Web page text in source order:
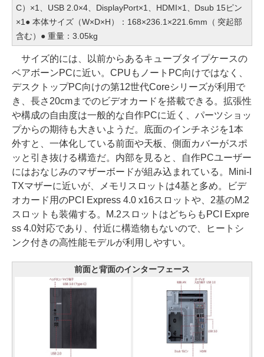
C）×1、USB 2.0×4、DisplayPort×1、HDMI×1、Dsub 15ピン
×1● 本体サイズ（W×D×H）：168×236.1×221.6mm（ 突起部
含む）● 重量：3.05kg
サイズ的には、以前からあるキューブタイプケースの
ベアボーンPCに近い。CPUもノートPC向けではなく、
デスクトップPC向けの第12世代Coreシリーズが利用で
き、長さ20cmまでのビデオカードを搭載できる。拡張性
や構成の自由度は一般的な自作PCに近く、パーツショッ
プからの期待も大きいようだ。底面のインチネジを1本
外すと、一体化している前面や天板、側面カバーがスポ
ッと引き抜ける構造だ。内部を見ると、自作PCユーザー
にはおなじみのマザーボードが組み込まれている。Mini-I
TXマザーに近いが、メモリスロットは4基と多め。ビデ
オカード用のPCI Express 4.0 x16スロットや、2基のM.2
スロットも装備する。M.2スロットはどちらもPCI Expre
ss 4.0対応であり、付近に構造物もないので、ヒートシ
ンク付きの高性能モデルが利用しやすい。
前面と背面のインターフェース